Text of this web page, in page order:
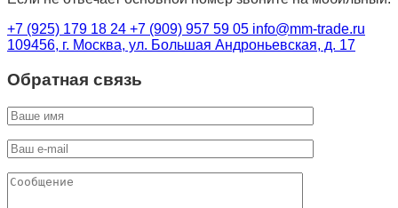
+7 (925) 179 18 24 +7 (909) 957 59 05 info@mm-trade.ru
109456, г. Москва, ул. Большая Андроньевская, д. 17
Обратная связь